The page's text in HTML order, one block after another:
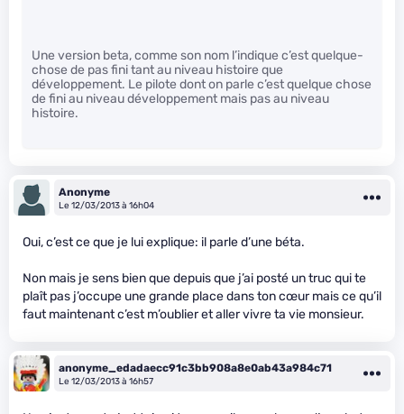
Une version beta, comme son nom l’indique c’est quelque-
chose de pas fini tant au niveau histoire que
développement. Le pilote dont on parle c’est quelque chose
de fini au niveau développement mais pas au niveau
histoire.
Anonyme
Le 12/03/2013 à 16h04
Oui, c’est ce que je lui explique: il parle d’une béta.
Non mais je sens bien que depuis que j’ai posté un truc qui te
plaît pas j’occupe une grande place dans ton cœur mais ce qu’il
faut maintenant c’est m’oublier et aller vivre ta vie monsieur.
anonyme_edadaecc91c3bb908a8e0ab43a984c71
Le 12/03/2013 à 16h57